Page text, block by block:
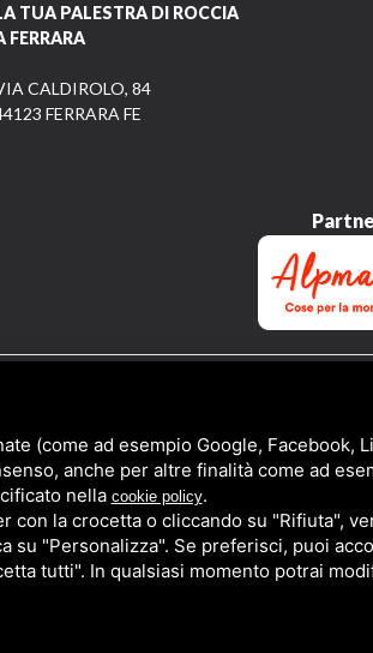
TUA PALESTRA DI ROCCIA
FERRARA
CALDIROLO, 84
FERRARA FE
(come ad esempio Google,
anche per altre finalità come ad
nella cookie policy.
con la crocetta o cliccando su "Rifiuta",
su "Personalizza". Se preferisci, puoi
tutti". In qualsiasi momento potrai